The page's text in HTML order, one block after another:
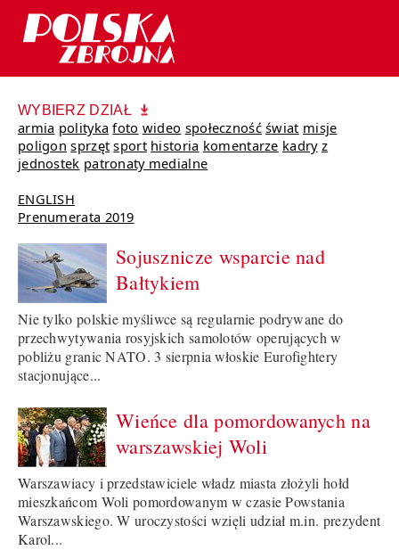
WYBIERZ DZIAŁ
armia polityka foto wideo społeczność świat misje
poligon sprzęt sport historia komentarze kadry z
jednostek patronaty medialne
ENGLISH
Prenumerata 2019
Sojusznicze wsparcie nad
Bałtykiem
Nie tylko polskie myśliwce są regularnie podrywane do
przechwytywania rosyjskich samolotów operujących w
pobliżu granic NATO. 3 sierpnia włoskie Eurofightery
stacjonujące...
Wieńce dla pomordowanych na
warszawskiej Woli
Warszawiacy i przedstawiciele władz miasta złożyli hołd
mieszkańcom Woli pomordowanym w czasie Powstania
Warszawskiego. W uroczystości wzięli udział m.in. prezydent
Karol...